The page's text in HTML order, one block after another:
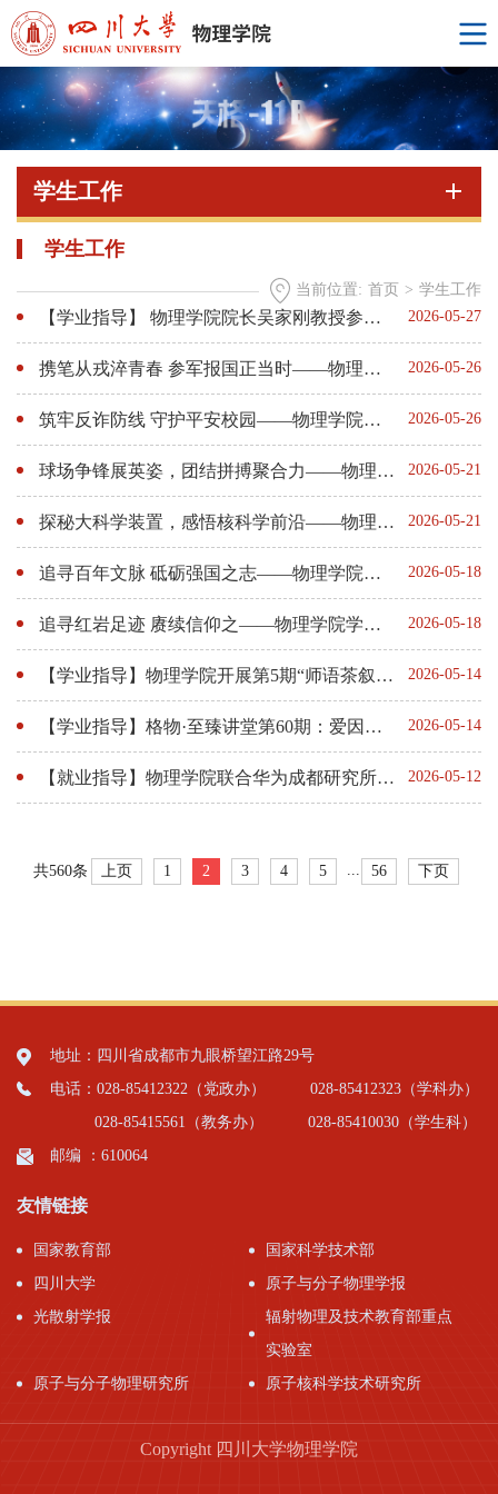
学生工作
学生工作
当前位置: 首页 > 学生工作
【学业指导】 物理学院院长吴家刚教授参加学院第7期“师语茶叙”系列活动 2026-05-27
携笔从戎淬青春 参军报国正当时——物理学院圆满举办“参军报国 无上光荣”主题征兵宣讲会 2026-05-26
筑牢反诈防线 守护平安校园——物理学院开展防范电信网络诈骗主题宣讲活动 2026-05-26
球场争锋展英姿，团结拼搏聚合力——物理学院3V3篮球友谊赛圆满落幕 2026-05-21
探秘大科学装置，感悟核科学前沿——物理学院师生赴720所开展实践教育 2026-05-21
追寻百年文脉 砥砺强国之志——物理学院学子赴校史馆开展主题教育实践活动 2026-05-18
追寻红岩足迹 赓续信仰之——物理学院学子赴江姐纪念馆开展党史学习教育实践活动 2026-05-18
【学业指导】物理学院开展第5期“师语茶叙”系列活动 2026-05-14
【学业指导】格物·至臻讲堂第60期：爱因斯坦的引力、虫洞和时间机器 2026-05-14
【就业指导】物理学院联合华为成都研究所开展OpenDay实践活动 2026-05-12
共560条 上页 1 2 3 4 5 56 下页
地址：四川省成都市九眼桥望江路29号
电话：028-85412322（党政办）
028-85412323（学科办）
028-85415561（教务办）
028-85410030（学生科）
邮编 ：610064
友情链接
国家教育部
国家科学技术部
四川大学
原子与分子物理学报
光散射学报
辐射物理及技术教育部重点
实验室
原子与分子物理研究所
原子核科学技术研究所
Copyright 四川大学物理学院